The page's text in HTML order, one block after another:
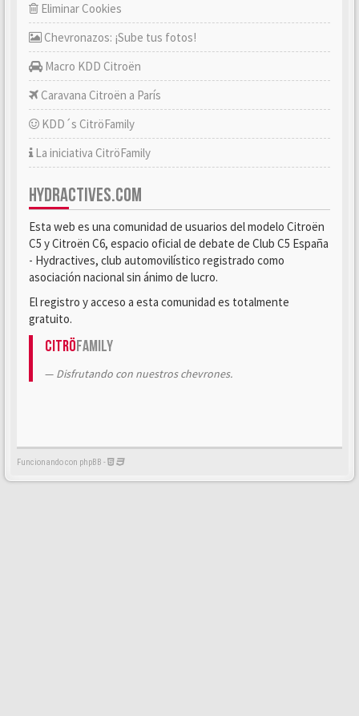
Eliminar Cookies
Chevronazos: ¡Sube tus fotos!
Macro KDD Citroën
Caravana Citroën a París
KDD´s CitröFamily
La iniciativa CitröFamily
HYDRACTIVES.COM
Esta web es una comunidad de usuarios del modelo Citroën
C5 y Citroën C6, espacio oficial de debate de Club C5 España
- Hydractives, club automovilístico registrado como
asociación nacional sin ánimo de lucro.
El registro y acceso a esta comunidad es totalmente
gratuito.
CitröFamily
Disfrutando con nuestros chevrones.
Funcionando con phpBB -